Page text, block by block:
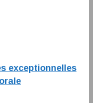
exceptionnelles